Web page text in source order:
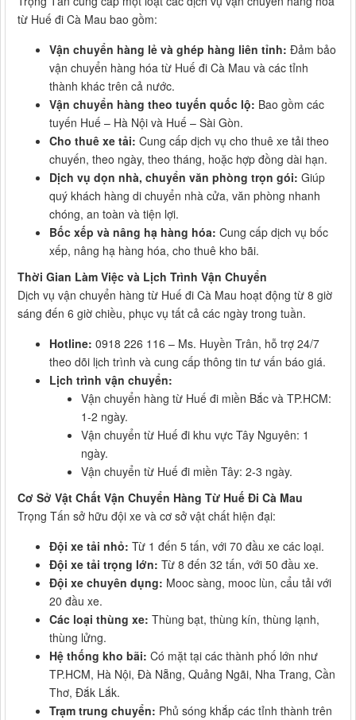
từ Huế đi Cà Mau bao gồm:
Vận chuyển hàng lẻ và ghép hàng liên tỉnh: Đảm bảo
vận chuyển hàng hóa từ Huế đi Cà Mau và các tỉnh
thành khác trên cả nước.
Vận chuyển hàng theo tuyến quốc lộ: Bao gồm các
tuyến Huế – Hà Nội và Huế – Sài Gòn.
Cho thuê xe tải: Cung cấp dịch vụ cho thuê xe tải theo
chuyến, theo ngày, theo tháng, hoặc hợp đồng dài hạn.
Dịch vụ dọn nhà, chuyển văn phòng trọn gói: Giúp
quý khách hàng di chuyển nhà cửa, văn phòng nhanh
chóng, an toàn và tiện lợi.
Bốc xếp và nâng hạ hàng hóa: Cung cấp dịch vụ bốc
xếp, nâng hạ hàng hóa, cho thuê kho bãi.
Thời Gian Làm Việc và Lịch Trình Vận Chuyển
Dịch vụ vận chuyển hàng từ Huế đi Cà Mau hoạt động từ 8 giờ
sáng đến 6 giờ chiều, phục vụ tất cả các ngày trong tuần.
Hotline: 0918 226 116 – Ms. Huyền Trân, hỗ trợ 24/7
theo dõi lịch trình và cung cấp thông tin tư vấn báo giá.
Lịch trình vận chuyển:
Vận chuyển hàng từ Huế đi miền Bắc và TP.HCM:
1-2 ngày.
Vận chuyển từ Huế đi khu vực Tây Nguyên: 1
ngày.
Vận chuyển từ Huế đi miền Tây: 2-3 ngày.
Cơ Sở Vật Chất Vận Chuyển Hàng Từ Huế Đi Cà Mau
Trọng Tấn sở hữu đội xe và cơ sở vật chất hiện đại:
Đội xe tải nhỏ: Từ 1 đến 5 tấn, với 70 đầu xe các loại.
Đội xe tải trọng lớn: Từ 8 đến 32 tấn, với 50 đầu xe.
Đội xe chuyên dụng: Mooc sàng, mooc lùn, cẩu tải với
20 đầu xe.
Các loại thùng xe: Thùng bạt, thùng kín, thùng lạnh,
thùng lửng.
Hệ thống kho bãi: Có mặt tại các thành phố lớn như
TP.HCM, Hà Nội, Đà Nẵng, Quảng Ngãi, Nha Trang, Cần
Thơ, Đắk Lắk.
Trạm trung chuyển: Phủ sóng khắp các tỉnh thành trên